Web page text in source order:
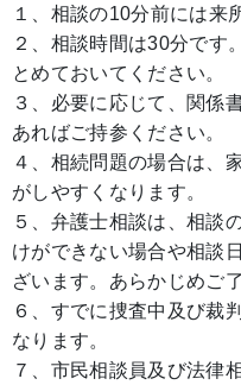
１、相談の10分前には来
２、相談時間は30分です
とめておいてください。
３、必要に応じて、関係
あればご持参ください。
４、相続問題の場合は、
がしやすくなります。
５、弁護士相談は、相談
けができない場合や相談
ざいます。あらかじめご
６、すでに捜査中及び裁
なります。
７、市民相談員及び法律